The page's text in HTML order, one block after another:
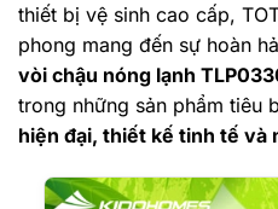
thiết bị vệ sinh cao cấp,
phong mang đến sự hoàn
vòi chậu nóng lạnh
trong những sản phẩm tiêu
hiện đại, thiết kế tinh tế và